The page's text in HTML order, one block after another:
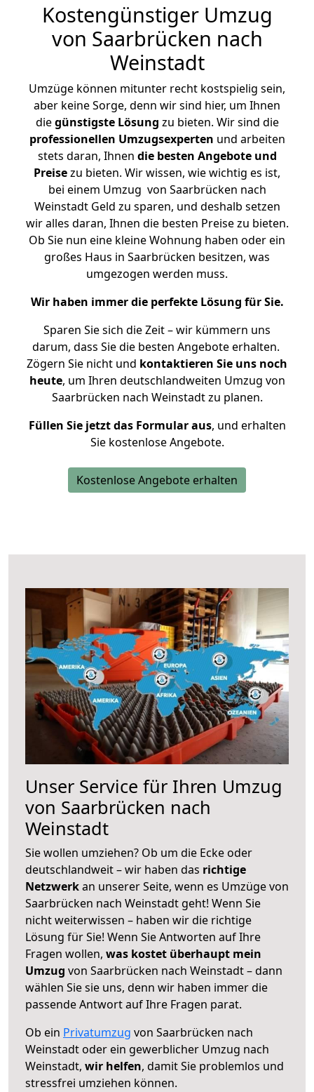
Kostengünstiger Umzug
von Saarbrücken nach
Weinstadt
Umzüge können mitunter recht kostspielig sein,
aber keine Sorge, denn wir sind hier, um Ihnen
diegünstigste Lösung zu bieten. Wir sind die
professionellen Umzugsexperten und arbeiten
stets daran, Ihnen die besten Angebote und
Preisezu bieten. Wir wissen, wie wichtig es ist,
bei einem Umzug von Saarbrücken nach
Weinstadt Geld zu sparen, und deshalb setzen
wir alles daran, Ihnen die besten Preise zu bieten.
Ob Sie nun eine kleine Wohnung haben oder ein
großes Haus in Saarbrücken besitzen, was
umgezogen werden muss.
Wir haben immer die perfekte Lösung für Sie.
Sparen Sie sich die Zeit – wir kümmern uns
darum, dass Sie die besten Angebote erhalten.
Zögern Sie nicht und kontaktieren Sie uns noch
heute, um Ihren deutschlandweiten Umzug von
Saarbrücken nach Weinstadt zu planen.
Füllen Sie jetzt das Formular aus, und erhalten
Sie kostenlose Angebote.
Kostenlose Angebote erhalten
Unser Service für Ihren Umzug
von Saarbrücken nach
Weinstadt
Sie wollen umziehen? Ob um die Ecke oder
deutschlandweit – wir haben das richtige
Netzwerkan unserer Seite, wenn es Umzüge von
Saarbrücken nach Weinstadt geht! Wenn Sie
nicht weiterwissen – haben wir die richtige
Lösung für Sie! Wenn Sie Antworten auf Ihre
Fragen wollen, was kostet überhaupt mein
Umzug von Saarbrücken nach Weinstadt – dann
wählen Sie sie uns, denn wir haben immer die
passende Antwort auf Ihre Fragen parat.
Ob ein Privatumzug von Saarbrücken nach
Weinstadt oder ein gewerblicher Umzug nach
Weinstadt, wir helfen, damit Sie problemlos und
stressfrei umziehen können.